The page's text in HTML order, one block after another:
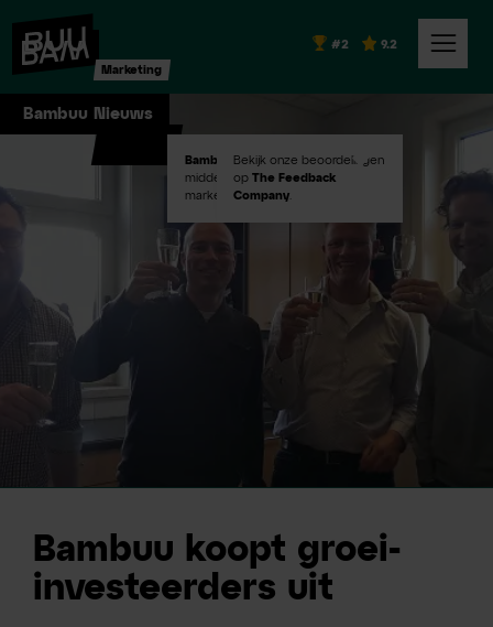
Marketing
#2
Bambuu #2in Emerce100
middelgroot digital
marketingbureaus!
9.2
Bekijk onze beoordelingen
opThe Feedback
Company.
Bambuu Nieuws
Bambuu koopt groei-
investeerders uit